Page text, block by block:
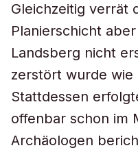
Gleichzeitig verrät
Planierschicht
Landsberg nicht
zerstört wurde wie
Stattdessen
offenbar schon im
Archäologen